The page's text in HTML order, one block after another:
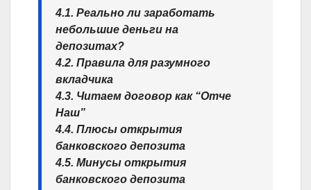
4.1. Реально ли заработать
небольшие деньги на
депозитах?
4.2. Правила для разумного
вкладчика
4.3. Читаем договор как “Отче
Наш”
4.4. Плюсы открытия
банковского депозита
4.5. Минусы открытия
банковского депозита